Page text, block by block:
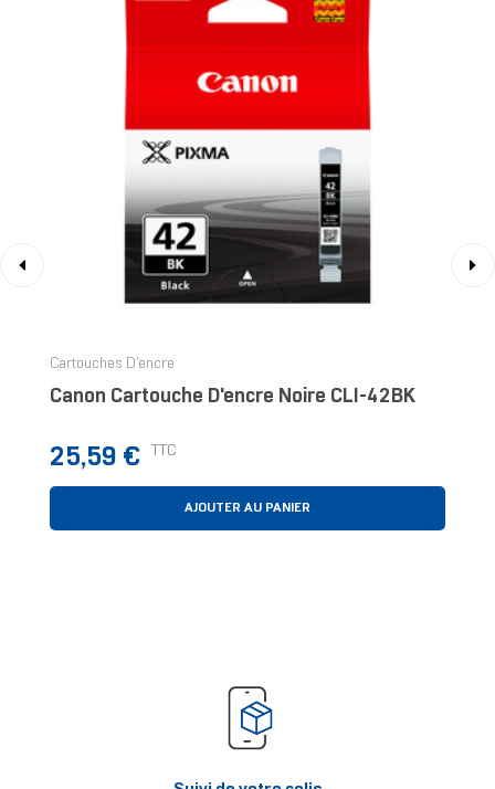
Cartouches D'encre
Canon Cartouche D'encre Noire CLI-42BK
Prix
25,59 € TTC
AJOUTER AU PANIER